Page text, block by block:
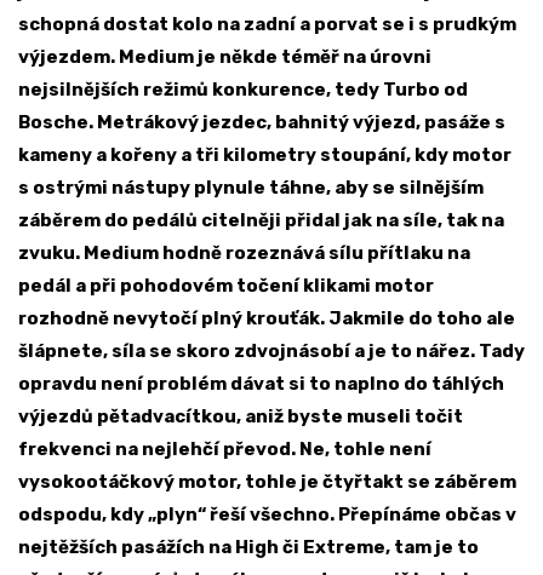
schopná dostat kolo na zadní a porvat se i s prudkým
výjezdem. Medium je někde téměř na úrovni
nejsilnějších režimů konkurence, tedy Turbo od
Bosche. Metrákový jezdec, bahnitý výjezd, pasáže s
kameny a kořeny a tři kilometry stoupání, kdy motor
s ostrými nástupy plynule táhne, aby se silnějším
záběrem do pedálů citelněji přidal jak na síle, tak na
zvuku. Medium hodně rozeznává sílu přítlaku na
pedál a při pohodovém točení klikami motor
rozhodně nevytočí plný krouťák. Jakmile do toho ale
šlápnete, síla se skoro zdvojnásobí a je to nářez. Tady
opravdu není problém dávat si to naplno do táhlých
výjezdů pětadvacítkou, aniž byste museli točit
frekvenci na nejlehčí převod. Ne, tohle není
vysokootáčkový motor, tohle je čtyřtakt se záběrem
odspodu, kdy „plyn“ řeší všechno. Přepínáme občas v
nejtěžších pasážích na High či Extreme, tam je to